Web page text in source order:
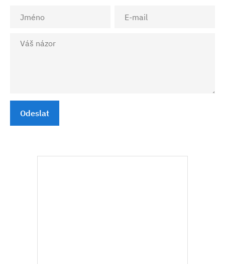
Odeslat